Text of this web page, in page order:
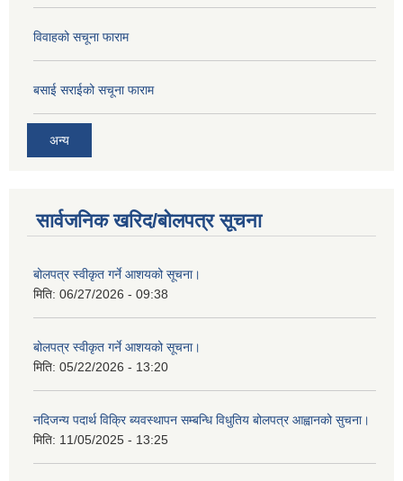
विवाहको सचूना फाराम
बसाई सराईको सचूना फाराम
अन्य
सार्वजनिक खरिद/बोलपत्र सूचना
बोलपत्र स्वीकृत गर्ने आशयको सूचना।
मिति: 06/27/2026 - 09:38
बोलपत्र स्वीकृत गर्ने आशयको सूचना।
मिति: 05/22/2026 - 13:20
नदिजन्य पदार्थ विक्रि ब्यवस्थापन सम्बन्धि विधुतिय बोलपत्र आह्वानको सुचना।
मिति: 11/05/2025 - 13:25